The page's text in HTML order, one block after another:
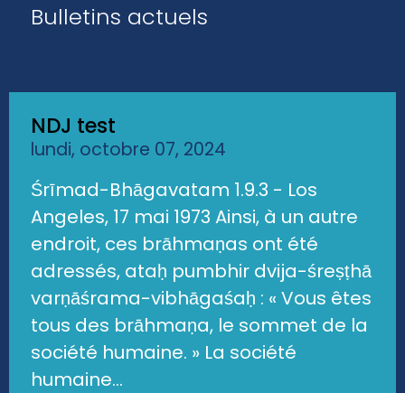
Bulletins actuels
NDJ test
lundi, octobre 07, 2024
Śrīmad-Bhāgavatam 1.9.3 - Los
Angeles, 17 mai 1973 Ainsi, à un autre
endroit, ces brāhmaṇas ont été
adressés, ataḥ pumbhir dvija-śreṣṭhā
varṇāśrama-vibhāgaśaḥ : « Vous êtes
tous des brāhmaṇa, le sommet de la
société humaine. » La société
humaine...